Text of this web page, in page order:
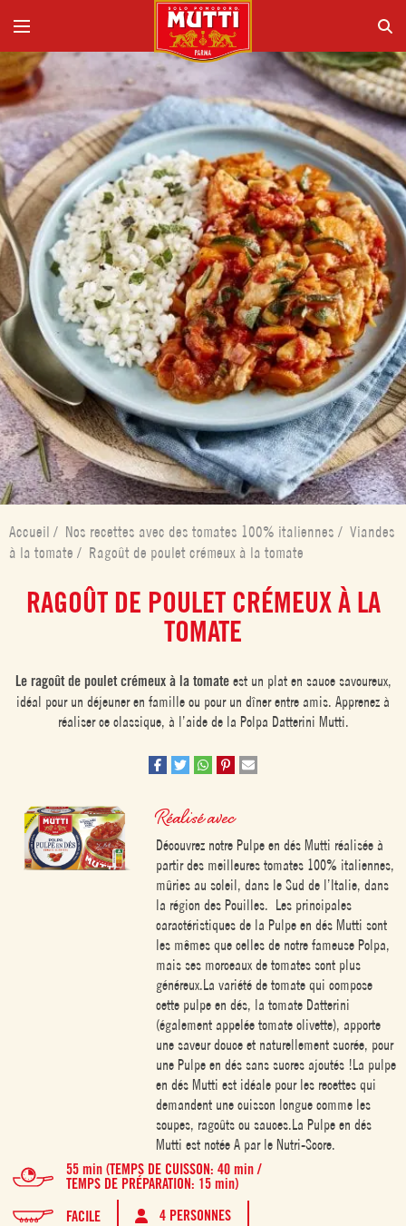
Accueil / Nos recettes avec des tomates 100% italiennes / Viandes
à la tomate / Ragoût de poulet crémeux à la tomate
RAGOÛT DE POULET CRÉMEUX À LA
TOMATE
Le ragoût de poulet crémeux à la tomateest un plat en sauce savoureux,
idéal pour un déjeuner en famille ou pour un dîner entre amis. Apprenez à
réaliser ce classique, à l’aide de la Polpa Datterini Mutti.
Réalisé avec
Découvrez notre Pulpe en dés Mutti réalisée à
partir des meilleures tomates 100% italiennes,
mûries au soleil, dans le Sud de l’Italie, dans
la région des Pouilles. Les principales
caractéristiques de la Pulpe en dés Mutti sont
les mêmes que celles de notre fameuse Polpa,
mais ses morceaux de tomates sont plus
généreux.La variété de tomate qui compose
cette pulpe en dés, la tomate Datterini
(également appelée tomate olivette), apporte
une saveur douce et naturellement sucrée, pour
une Pulpe en dés sans sucres ajoutés !La pulpe
en dés Mutti est idéale pour les recettes qui
demandent une cuisson longue comme les
soupes, ragoûts ou sauces.La Pulpe en dés
Mutti est notée A par le Nutri-Score.
55 min (TEMPS DE CUISSON: 40 min /
TEMPS DE PRÉPARATION: 15 min)
FACILE
4 PERSONNES